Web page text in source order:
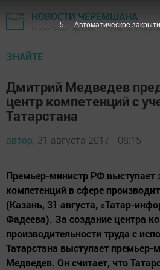
НОВОСТИ ЧЕРЕМШАНА
Газета "Наш Черемшан" - Черемшанский
ЗНАЙТЕ
Дмитрий Медведев
центр компетенций с
Татарстана
автор, 31 августа 2017 - 08:15
Премьер-министр РФ выступает
компетенций в сфере
(Казань, 31 августа, «Татар-
Фадеева). За создание центра
производительности труда с
Татарстана выступает
Медведев. Он считает, что
5 Автоматическое